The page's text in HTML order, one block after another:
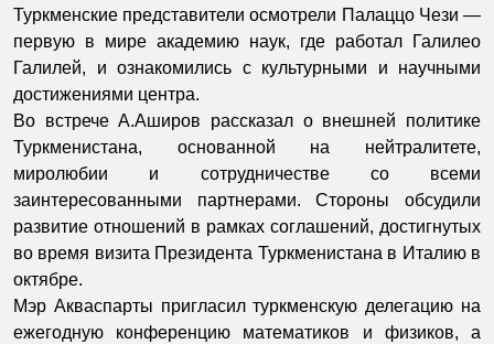
Туркменские представители осмотрели Палаццо Чези —
первую в мире академию наук, где работал Галилео
Галилей, и ознакомились с культурными и научными
достижениями центра.
Во встрече А.Аширов рассказал о внешней политике
Туркменистана, основанной на нейтралитете,
миролюбии и сотрудничестве со всеми
заинтересованными партнерами. Стороны обсудили
развитие отношений в рамках соглашений, достигнутых
во время визита Президента Туркменистана в Италию в
октябре.
Мэр Акваспарты пригласил туркменскую делегацию на
ежегодную конференцию математиков и физиков, а